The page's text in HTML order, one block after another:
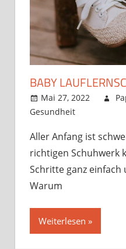
BABY
Mai 27, 2022
Gesundheit
Aller Anfang ist
richtigen Schuhwerk
Schritte ganz
Warum
Weiterlesen